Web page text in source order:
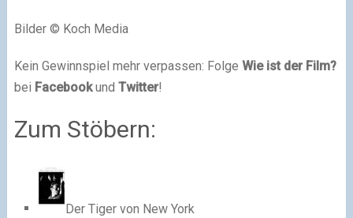
Bilder © Koch Media
Kein Gewinnspiel mehr verpassen: Folge Wie ist der Film?
bei Facebookund Twitter!
Zum Stöbern:
Der Tiger von New York